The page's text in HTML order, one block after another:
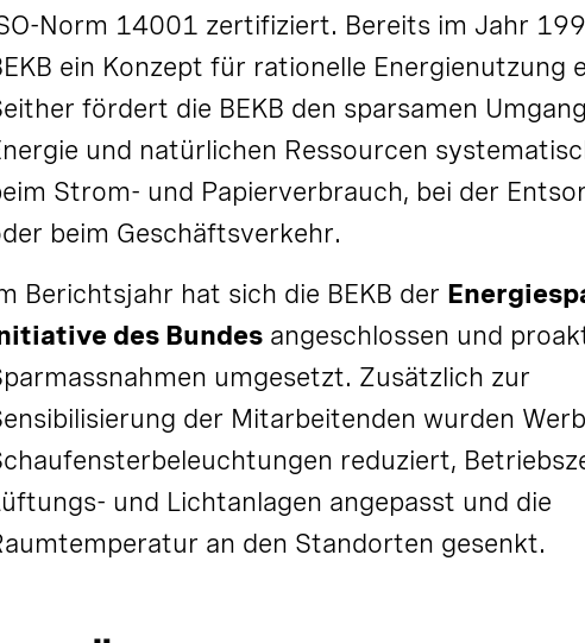
Norm 14001 zertifiziert. Bereits im Jahr
ein Konzept für rationelle Energienutzung
fördert die BEKB den sparsamen
und natürlichen Ressourcen
Strom- und Papierverbrauch, bei der
beim Geschäftsverkehr.
Berichtsjahr hat sich die BEKB der
des Bundes angeschlossen und
umgesetzt. Zusätzlich zur
der Mitarbeitenden wurden
reduziert,
und Lichtanlagen angepasst und die
an den Standorten gesenkt.